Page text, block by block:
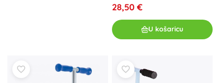
28,50 €
U košaricu